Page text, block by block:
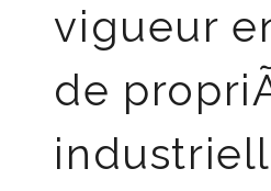
vigueur
de